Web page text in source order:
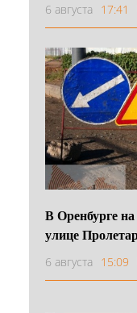
6 августа 17:41
В Оренбурге
улице
6 августа 15:09